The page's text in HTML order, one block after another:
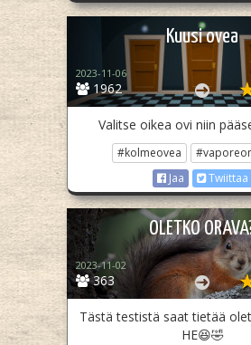
Kuusi ovea
1962
2023-11-06
Valitse oikea ovi niin
#kolmeovea
Jaa
Twiittaa
OLETKO
363
2023-11-02
Tästä testistä saat tietää
HE😆🤣